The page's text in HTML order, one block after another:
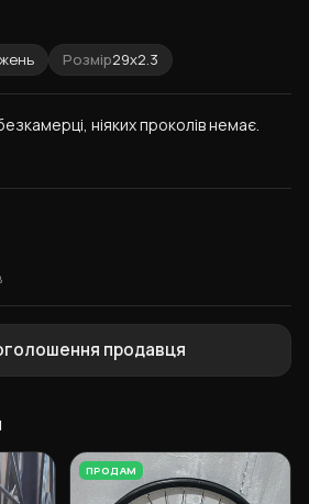
Розмір29x2.3
ніяких проколів немає.
продавця
ПРОДАМ